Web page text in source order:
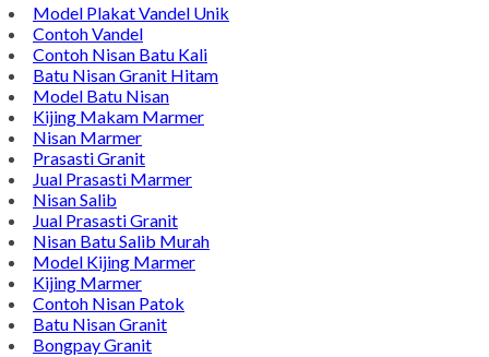
Model Plakat Vandel Unik
Contoh Vandel
Contoh Nisan Batu Kali
Batu Nisan Granit Hitam
Model Batu Nisan
Kijing Makam Marmer
Nisan Marmer
Prasasti Granit
Jual Prasasti Marmer
Nisan Salib
Jual Prasasti Granit
Nisan Batu Salib Murah
Model Kijing Marmer
Kijing Marmer
Contoh Nisan Patok
Batu Nisan Granit
Bongpay Granit